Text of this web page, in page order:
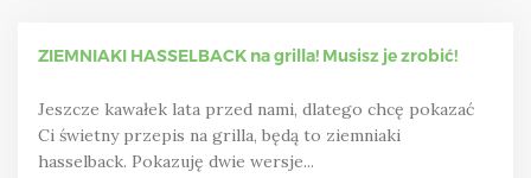
ZIEMNIAKI HASSELBACK na grilla! Musisz je zrobić!
Jeszcze kawałek lata przed nami, dlatego chcę pokazać
Ci świetny przepis na grilla, będą to ziemniaki
hasselback. Pokazuję dwie wersje...